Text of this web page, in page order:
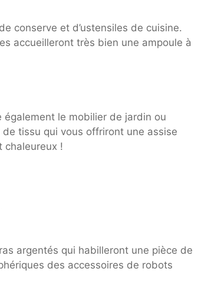
conserve et d’ustensiles de cuisine.
accueilleront très bien une ampoule à
également le mobilier de jardin ou
tissu qui vous offriront une assise
chaleureux !
argentés qui habilleront une pièce de
des accessoires de robots